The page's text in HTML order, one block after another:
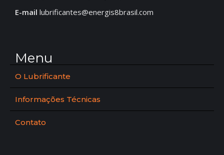
E-mail lubrificantes@energis8brasil.com
Menu
O Lubrificante
Informações Técnicas
Contato